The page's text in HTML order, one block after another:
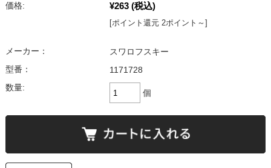
価格:
¥263 (税込)
[ポイント還元 2ポイント～]
メーカー：
スワロフスキー
型番：
1171728
数量:
個